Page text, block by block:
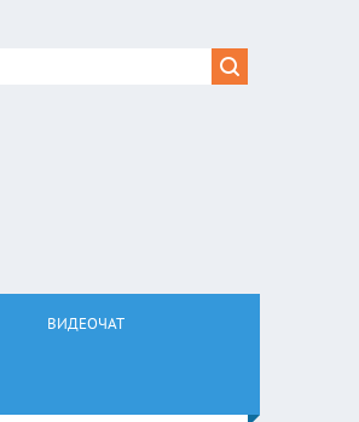
ВИДЕОЧАТ